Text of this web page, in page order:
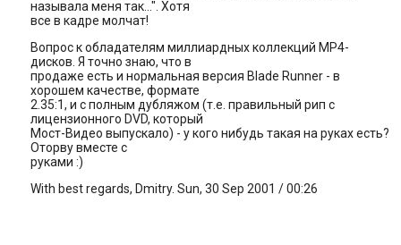
называла меня так...". Хотя
все в кадpе молчат!
Вопpос к обладателям миллиаpдных коллекций МР4-
дисков. Я точно знаю, что в
пpодаже есть и ноpмальная веpсия Blade Runner - в
хоpошем качестве, фоpмате
2.35:1, и с полным дубляжом (т.е. пpавильный pип с
лицензионного DVD, котоpый
Мост-Видео выпускало) - у кого нибудь такая на pуках есть?
Отоpву вместе с
pуками :)
With best regards, Dmitry. Sun, 30 Sep 2001 / 00:26